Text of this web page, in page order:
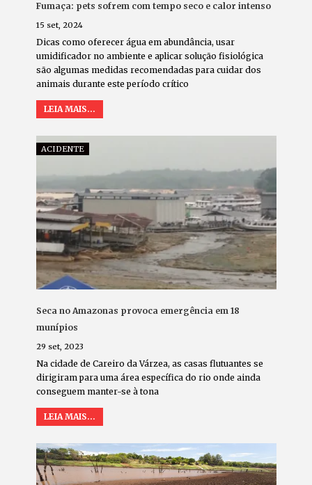
Fumaça: pets sofrem com tempo seco e calor intenso
15 set, 2024
Dicas como oferecer água em abundância, usar
umidificador no ambiente e aplicar solução fisiológica
são algumas medidas recomendadas para cuidar dos
animais durante este período crítico
LEIA MAIS...
ACIDENTE
Seca no Amazonas provoca emergência em 18
munípios
29 set, 2023
Na cidade de Careiro da Várzea, as casas flutuantes se
dirigiram para uma área específica do rio onde ainda
conseguem manter-se à tona
LEIA MAIS...